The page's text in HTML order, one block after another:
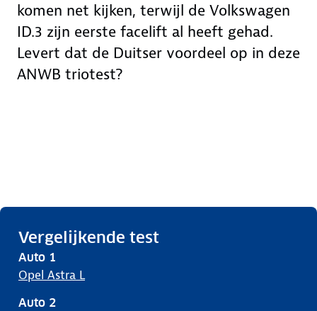
komen net kijken, terwijl de Volkswagen
ID.3 zijn eerste facelift al heeft gehad.
Levert dat de Duitser voordeel op in deze
ANWB triotest?
Vergelijkende test
Auto 1
Opel Astra L
Auto 2